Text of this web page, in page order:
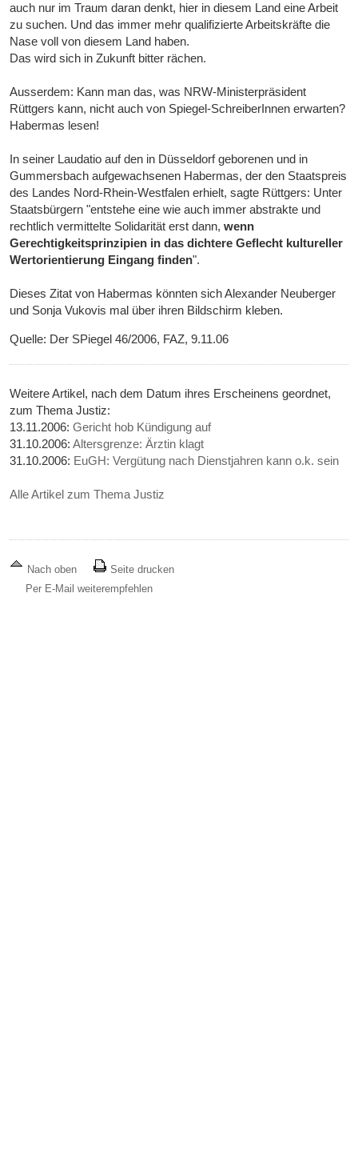
auch nur im Traum daran denkt, hier in diesem Land eine Arbeit
zu suchen. Und das immer mehr qualifizierte Arbeitskräfte die
Nase voll von diesem Land haben.
Das wird sich in Zukunft bitter rächen.
Ausserdem: Kann man das, was NRW-Ministerpräsident
Rüttgers kann, nicht auch von Spiegel-SchreiberInnen erwarten?
Habermas lesen!
In seiner Laudatio auf den in Düsseldorf geborenen und in
Gummersbach aufgewachsenen Habermas, der den Staatspreis
des Landes Nord-Rhein-Westfalen erhielt, sagte Rüttgers: Unter
Staatsbürgern "entstehe eine wie auch immer abstrakte und
rechtlich vermittelte Solidarität erst dann,wenn
Gerechtigkeitsprinzipien in das dichtere Geflecht kultureller
Wertorientierung Eingang finden".
Dieses Zitat von Habermas könnten sich Alexander Neuberger
und Sonja Vukovis mal über ihren Bildschirm kleben.
Quelle: Der SPiegel 46/2006, FAZ, 9.11.06
Weitere Artikel, nach dem Datum ihres Erscheinens geordnet,
zum Thema Justiz:
13.11.2006:Gericht hob Kündigung auf
31.10.2006:Altersgrenze: Ärztin klagt
31.10.2006: EuGH: Vergütung nach Dienstjahren kann o.k. sein
Alle Artikel zum Thema Justiz
Nach oben
Seite drucken
Per E-Mail weiterempfehlen